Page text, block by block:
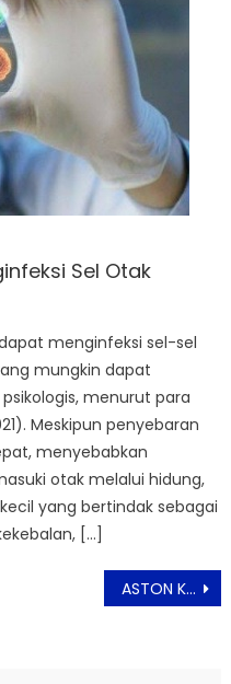
Sel Otak
dapat menginfeksi sel-sel
mungkin dapat
menurut para
Meskipun penyebaran
menyebabkan
otak melalui hidung,
yang bertindak sebagai
[…]
ASTON Kartika Grogol Bersama Lions Club International Gelar Donor Darah